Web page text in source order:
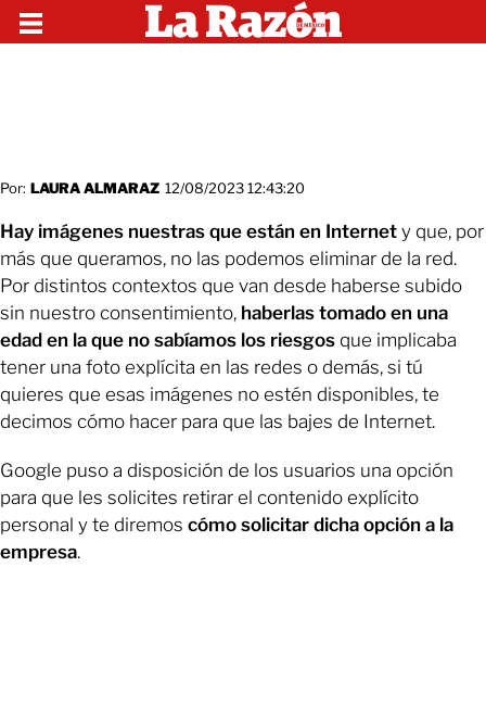
Por: LAURA ALMARAZ 12/08/2023 12:43:20
Hay imágenes nuestras que están en Internet y que, por
más que queramos, no las podemos eliminar de la red.
Por distintos contextos que van desde haberse subido
sin nuestro consentimiento, haberlas tomado en una
edad en la que no sabíamos los riesgos que implicaba
tener una foto explícita en las redes o demás, si tú
quieres que esas imágenes no estén disponibles, te
decimos cómo hacer para que las bajes de Internet.
Google puso a disposición de los usuarios una opción
para que les solicites retirar el contenido explícito
personal y te diremos cómo solicitar dicha opción a la
empresa.